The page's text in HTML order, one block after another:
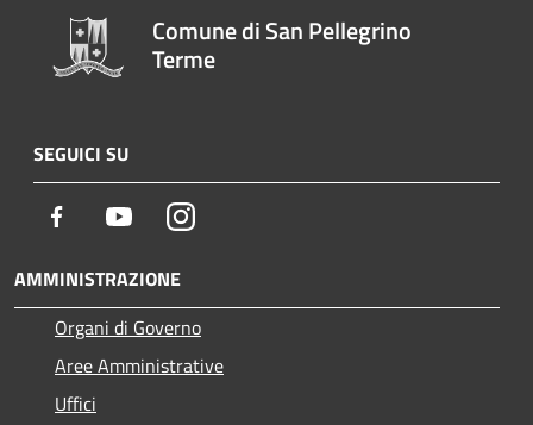
Comune di San Pellegrino
Terme
SEGUICI SU
Facebook YoutubeInstagram
AMMINISTRAZIONE
Organi di Governo
Aree Amministrative
Uffici